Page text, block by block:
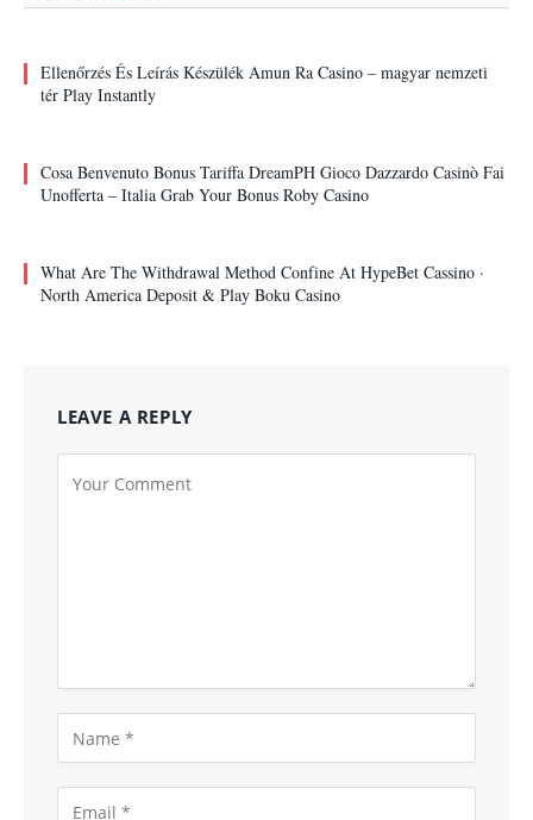
Ellenőrzés És Leírás Készülék Amun Ra Casino – magyar nemzeti
tér Play Instantly
Cosa Benvenuto Bonus Tariffa DreamPH Gioco Dazzardo Casinò Fai
Unofferta – Italia Grab Your Bonus Roby Casino
What Are The Withdrawal Method Confine At HypeBet Cassino ·
North America Deposit & Play Boku Casino
LEAVE A REPLY